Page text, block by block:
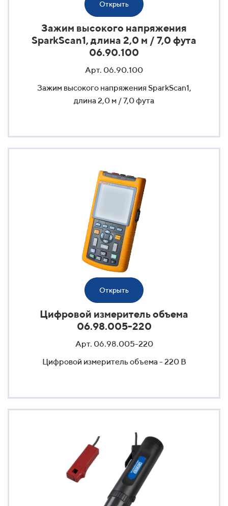
Открыть
Зажим высокого напряжения
SparkScan1, длина 2,0 м / 7,0 фута
06.90.100
Арт. 06.90.100
Зажим высокого напряжения SparkScan1,
длина 2,0 м / 7,0 фута
Открыть
Цифровой измеритель объема
06.98.005-220
Арт. 06.98.005-220
Цифровой измеритель объема - 220 В